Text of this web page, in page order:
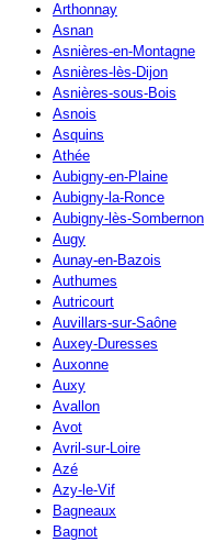
Arthonnay
Asnan
Asnières-en-Montagne
Asnières-lès-Dijon
Asnières-sous-Bois
Asnois
Asquins
Athée
Aubigny-en-Plaine
Aubigny-la-Ronce
Aubigny-lès-Sombernon
Augy
Aunay-en-Bazois
Authumes
Autricourt
Auvillars-sur-Saône
Auxey-Duresses
Auxonne
Auxy
Avallon
Avot
Avril-sur-Loire
Azé
Azy-le-Vif
Bagneaux
Bagnot